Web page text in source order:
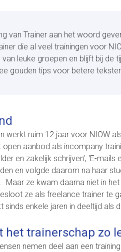
van Trainer aan het woord
die al veel trainingen voor
van leuke groepen en blijft bij
gouden tips voor betere
werkt ruim 12 jaar voor NIOW
aanbod als incompany
en zakelijk schrijven’, ‘E-
en volgde daarom na haar
Maar ze kwam daarna niet in
ze als freelance trainer te
sinds enkele jaren in deeltijd als
het trainerschap zo
nemen deel aan een